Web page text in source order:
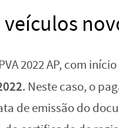
2022 AP, com
. Neste caso, o
de emissão do